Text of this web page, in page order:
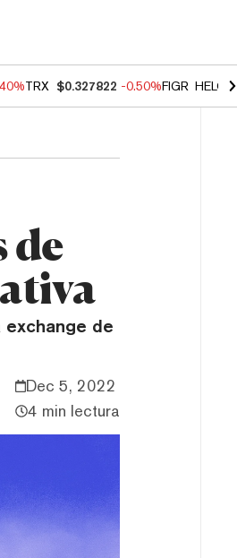
TRX $0.327822 -0.50%FIGR_HELOC
de
de
Dec 5, 2022
4 min lectura